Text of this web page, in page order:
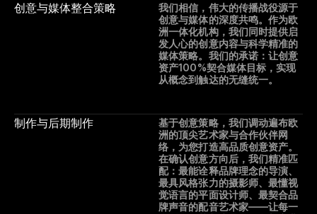
创意与媒体整合策略
我们相信，伟大的传播战役源于
创意与媒体的深度共鸣。作为欧
洲一体化机构，我们同时提供启
发人心的创意内容与科学精准的
媒体策略。我们的承诺：让创意
资产100%契合媒体目标，实现
从概念到触达的无缝统一。
制作与后期制作
基于创意策略，我们调动遍布欧
洲的顶尖艺术家与合作伙伴网
络，为您打造高品质创意资产。
在确认创意方向后，我们精准匹
配：最能诠释品牌理念的导演、
最具风格张力的摄影师、最懂视
觉语言的平面设计师、最契合品
牌声音的配音艺术家——让每一